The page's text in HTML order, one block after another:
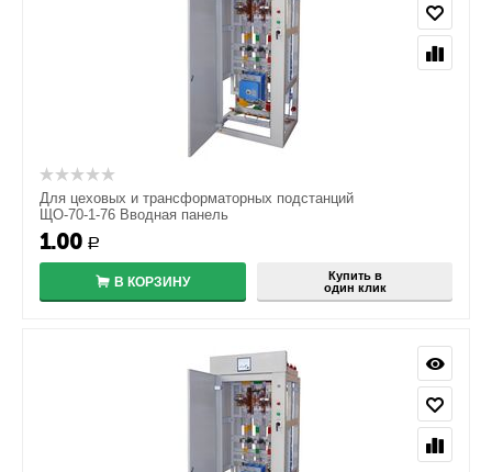
Для цеховых и трансформаторных подстанций
ЩО-70-1-76 Вводная панель
1.00 Р
В КОРЗИНУ
Купить в
один клик